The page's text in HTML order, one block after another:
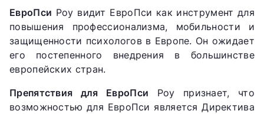
ЕвроПси Роу видит ЕвроПси как инструмент для
повышения профессионализма, мобильности и
защищенности психологов в Европе. Он ожидает
его постепенного внедрения в большинстве
европейских стран.
Препятствия для ЕвроПси Роу признает, что
возможностью для ЕвроПси является Директива